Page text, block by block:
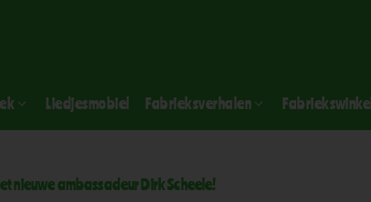
Liedjesmobiel Fabrieksverhalen Fabriekswinkel
nieuwe ambassadeur Dirk Scheele!